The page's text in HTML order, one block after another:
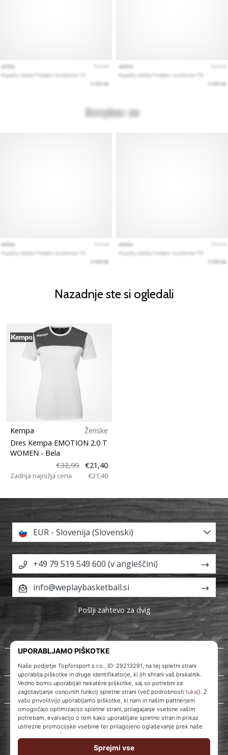
Nazadnje ste si ogledali
Kempa
Ženske
Dres Kempa EMOTION 2.0 T
WOMEN - Bela
€32,99
€21,40
Zadnja najnižja cena €21,40
O nas
Storitve za stranke
EUR - Slovenija (Slovenski)
+49 79 519 549 600 (v angleščini)
info@weplaybasketball.si
Pošlji zahtevo za dvig